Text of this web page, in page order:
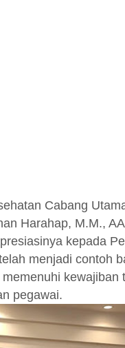
Cabang
Harahap, M.M.,
kepada
menjadi contoh
kewajiban
pegawai.